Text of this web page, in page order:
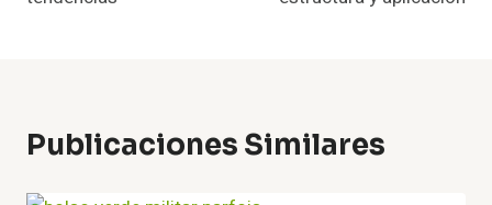
Publicaciones Similares